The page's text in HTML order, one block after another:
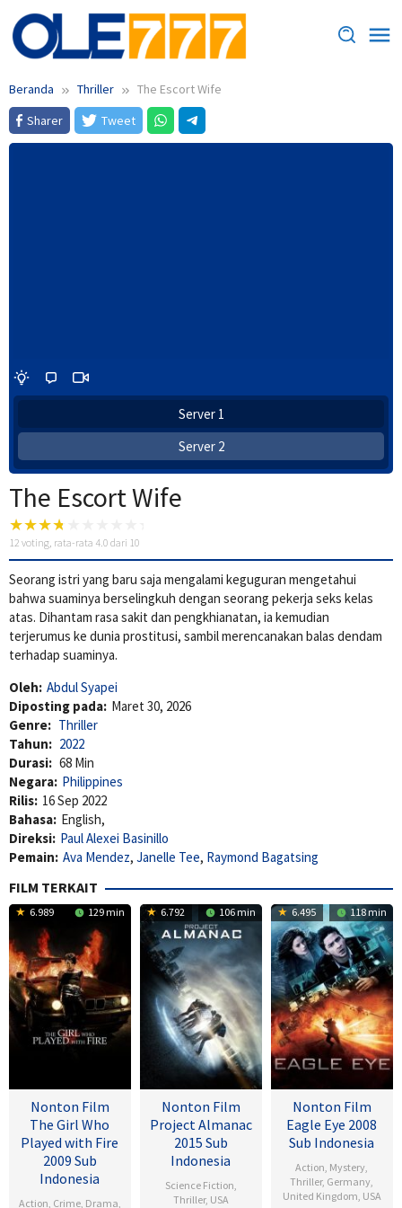
Loncat
ke
konten
Beranda Thriller
The Escort Wife
Sharer
Tweet
Server 1
Server 2
The Escort Wife
12 voting, rata-rata 4.0 dari 10
Seorang istri yang baru saja mengalami keguguran mengetahui
bahwa suaminya berselingkuh dengan seorang pekerja seks kelas
atas. Dihantam rasa sakit dan pengkhianatan, ia kemudian
terjerumus ke dunia prostitusi, sambil merencanakan balas dendam
terhadap suaminya.
Oleh: Abdul Syapei
Diposting pada: Maret 30, 2026
Genre: Thriller
Tahun: 2022
Durasi: 68 Min
Negara: Philippines
Rilis: 16 Sep 2022
Bahasa: English,
Direksi: Paul Alexei Basinillo
Pemain: Ava Mendez, Janelle Tee, Raymond Bagatsing
FILM TERKAIT
6.989 129 min
Nonton Film
The Girl Who
Played with Fire
2009 Sub
Indonesia
Action, Crime, Drama,
6.792 106 min
Nonton Film
Project Almanac
2015 Sub
Indonesia
Science Fiction,
Thriller, USA
6.495 118 min
Nonton Film
Eagle Eye 2008
Sub Indonesia
Action, Mystery,
Thriller, Germany,
United Kingdom, USA